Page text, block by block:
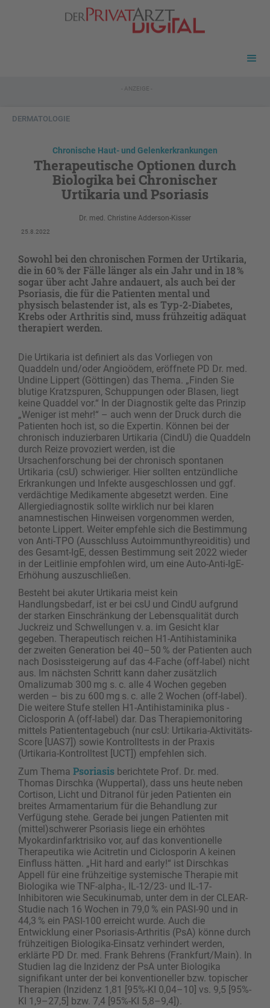
- ANZEIGE -
DERMATOLOGIE
Chronische Haut- und Gelenkerkrankungen
Therapeutische Optionen durch
Biologika bei Chronischer
Urtikaria und Psoriasis
Dr. med. Christine Adderson-Kisser
25.8.2022
Sowohl bei den chronischen Formen der Urtikaria,
die in 60 % der Fälle länger als ein Jahr und in 18 %
sogar über acht Jahre andauert, als auch bei der
Psoriasis, die für die Patienten mental und
physisch belastender ist, als es Typ-2-Diabetes,
Krebs oder Arthritis sind, muss frühzeitig adäquat
therapiert werden.
Die Urtikaria ist definiert als das Vorliegen von
Quaddeln und/oder Angioödem, eröffnete PD Dr. med.
Undine Lippert (Göttingen) das Thema. „Finden Sie
blutige Kratzspuren, Schuppungen oder Blasen, liegt
keine Quaddel vor.“ In der Diagnostik gelte das Prinzip
„Weniger ist mehr!“ – auch wenn der Druck durch die
Patienten hoch ist, so die Expertin. Können bei der
chronisch induzierbaren Urtikaria (CindU) die Quaddeln
durch Reize provoziert werden, ist die
Ursachenforschung bei der chronisch spontanen
Urtikaria (csU) schwieriger. Hier sollten entzündliche
Erkrankungen und Infekte ausgeschlossen und ggf.
verdächtige Medikamente abgesetzt werden. Eine
Allergiediagnostik sollte wirklich nur bei klaren
anamnestischen Hinweisen vorgenommen werden,
betonte Lippert. Weiter empfehle sich die Bestimmung
von Anti-TPO (Ausschluss Autoimmunthyreoiditis) und
des Gesamt-IgE, dessen Bestimmung seit 2022 wieder
in der Leitlinie empfohlen wird, um eine Auto-Anti-IgE-
Erhöhung auszuschließen.
Besteht bei akuter Urtikaria meist kein
Handlungsbedarf, ist er bei csU und CindU aufgrund
der starken Einschränkung der Lebensqualität durch
Juckreiz und Schwellungen v. a. im Gesicht klar
gegeben. Therapeutisch reichen H1-Antihistaminika
der zweiten Generation bei 40–50 % der Patienten auch
nach Dosissteigerung auf das 4-Fache (off-label) nicht
aus. Im nächsten Schritt kann daher zusätzlich
Omalizumab 300 mg s. c. alle 4 Wochen gegeben
werden – bis zu 600 mg s. c. alle 2 Wochen (off-label).
Die ­weitere Stufe stellen H1-Antihistaminika plus ­
Ciclosporin A (off-label) dar. Das Therapiemonitoring
mittels Patiententagebuch (nur csU: Urtikaria-Aktivitäts-
Score [UAS7]) sowie Kontrolltests in der Praxis
(Urtikaria-Kontrolltest [UCT]) empfehlen sich.
Zum Thema Psoriasis berichtete Prof. Dr. med.
Thomas Dirschka (Wuppertal), dass uns heute neben
Cortison, Licht und Ditranol für jeden Patienten ein
breites Armamentarium für die Behandlung zur
Verfügung stehe. Gerade bei jungen Patienten mit
(mittel)­schwerer Psoriasis liege ein erhöhtes
Myokardinfarktrisiko vor, auf das konventionelle
Therapeutika wie Acitretin und Ciclosporin A keinen
Einfluss hätten. „Hit hard and early!“ ist Dirschkas
Appell für eine frühzeitige systemische Therapie mit
Biologika wie TNF-alpha-, IL-12/23- und IL-17-
Inhibitoren wie ­Secukinumab, unter dem in der CLEAR-
Studie nach 16 Wochen in 79,0 % ein PASI-90 und in
44,3 % ein PASI-100 erreicht wurde. Auch die
Entwicklung einer Psoriasis-Arthritis (PsA) könne durch
frühzeitigen Biologika-Einsatz verhindert werden,
erklärte PD Dr. med. Frank Behrens (Frankfurt/Main). In
Studien lag die Inzidenz der PsA unter Biologika
signifikant unter der bei konventioneller bzw. topischer
Therapien (Inzidenz 1,81 [95%-KI 0,04–10] vs. 9,5 [95%-
KI 1,9–27,5] bzw. 7,4 [95%-KI 5,8–9,4]).